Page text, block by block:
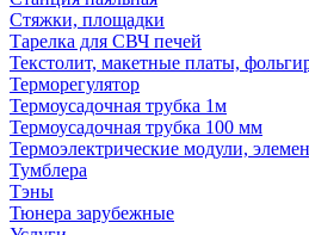
Стяжки, площадки
Тарелка для СВЧ печей
Текстолит, макетные платы,
Терморегулятор
Термоусадочная трубка 1м
Термоусадочная трубка 100 мм
Термоэлектрические модули,
Тумблера
Тэны
Тюнера зарубежные